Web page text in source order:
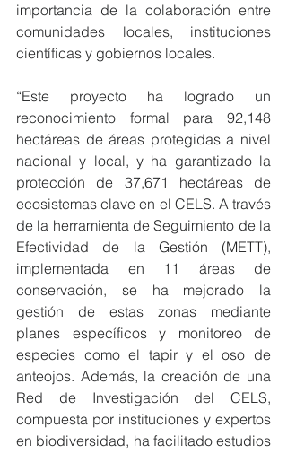
importancia de la colaboración entre
comunidades locales, instituciones
científicas y gobiernos locales.
“Este proyecto ha logrado un
reconocimiento formal para 92,148
hectáreas de áreas protegidas a nivel
nacional y local, y ha garantizado la
protección de 37,671 hectáreas de
ecosistemas clave en el CELS. A través
de la herramienta de Seguimiento de la
Efectividad de la Gestión (METT),
implementada en 11 áreas de
conservación, se ha mejorado la
gestión de estas zonas mediante
planes específicos y monitoreo de
especies como el tapir y el oso de
anteojos. Además, la creación de una
Red de Investigación del CELS,
compuesta por instituciones y expertos
en biodiversidad, ha facilitado estudios